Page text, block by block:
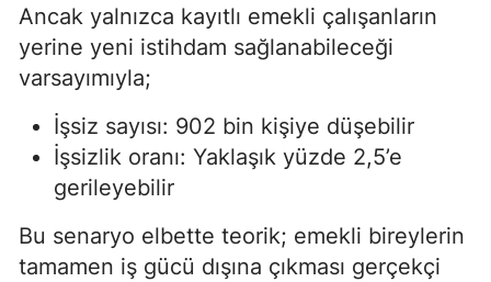
Ancak yalnızca kayıtlı emekli çalışanların
yerine yeni istihdam sağlanabileceği
varsayımıyla;
İşsiz sayısı: 902 bin kişiye düşebilir
İşsizlik oranı: Yaklaşık yüzde 2,5’e
gerileyebilir
Bu senaryo elbette teorik; emekli bireylerin
tamamen iş gücü dışına çıkması gerçekçi